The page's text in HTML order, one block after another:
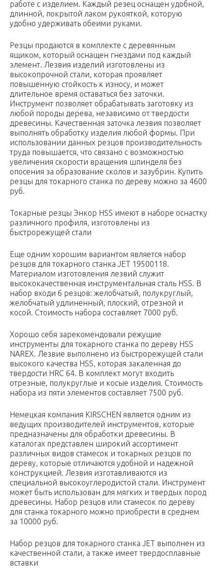
работе с изделием. Каждый резец оснащен удобной,
длинной, покрытой лаком рукояткой, которую
удобно удерживать обеими руками.
Резцы продаются в комплекте с деревянным
ящиком, который оснащен гнездами под каждый
элемент. Лезвия изделий изготовлены из
высокопрочной стали, которая проявляет
повышенную стойкость к износу, и может
длительное время оставаться без заточки.
Инструмент позволяет обрабатывать заготовку из
любой породы дерева, независимо от твердости
древесины. Качественная заточка лезвия позволяет
выполнять обработку изделия любой формы. При
использовании данных резцов производительность
труда повышается, что связано с возможностью
увеличения скорости вращения шпинделя без
опосения за образование сколов и зазубрин. Купить
резцы для токарного станка по дереву можно за 4600
руб.
Токарные резцы Энкор HSS имеют в наборе оснастку
различного профиля, изготовлены из
быстрорежущей стали
Еще одним хорошим вариантом является набор
резцов для токарного станка JET 19500118.
Материалом изготовления лезвий служит
высококачественная инструментальная сталь HSS. В
набор входи 6 резцов: желобчатый, полукруглый,
желобчатый удлиненный, плоский, отрезной и
косой. Стоимость набора составляет 7000 руб.
Хорошо себя зарекомендовали режущие
инструменты для токарного станка по дереву HSS
NAREX. Лезвие выполнено из быстрорежущей стали
высокого качества HSS, которая закаленная до
твердости HRC 64. В комплект могут входить
отрезные, полукруглые и косые изделия. Стоимость
набора из пяти элементов составляет 7500 руб.
Немецкая компания KIRSCHEN является одним из
ведущих производителей инструментов, которые
предназначены для обработки древесины. В
каталогах представлен широкий ассортимент
различных видов стамесок и токарных резцов по
дереву, которые отличаются удобной и надежной
конструкцией. Лезвия изготавливаются из
специальной высокоуглеродистой стали. Инструмент
может быть использован для мягких и твердых пород
древесины. Набор резцов или стамесок по дереву
для станка токарного можно приобрести в среднем
за 10000 руб.
Набор резцов для токарного станка JET выполнен из
качественной стали, а также имеет твердосплавные
вставки